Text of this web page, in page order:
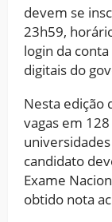
devem se
23h59,
login da
digitais do
Nesta edição
vagas em
candidato
Exame
obtido nota